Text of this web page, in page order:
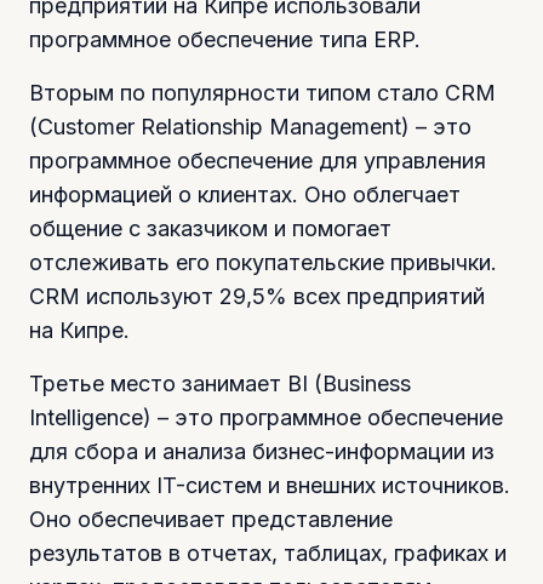
предприятий на Кипре использовали
программное обеспечение типа ERP.
Вторым по популярности типом стало CRM
(Customer Relationship Management) – это
программное обеспечение для управления
информацией о клиентах. Оно облегчает
общение с заказчиком и помогает
отслеживать его покупательские привычки.
CRM используют 29,5% всех предприятий
на Кипре.
Третье место занимает BI (Business
Intelligence) – это программное обеспечение
для сбора и анализа бизнес-информации из
внутренних IT-систем и внешних источников.
Оно обеспечивает представление
результатов в отчетах, таблицах, графиках и